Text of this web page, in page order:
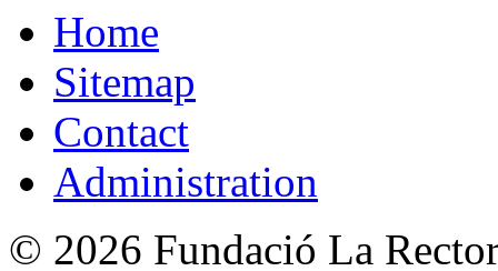
Home
Sitemap
Contact
Administration
© 2026 Fundació La